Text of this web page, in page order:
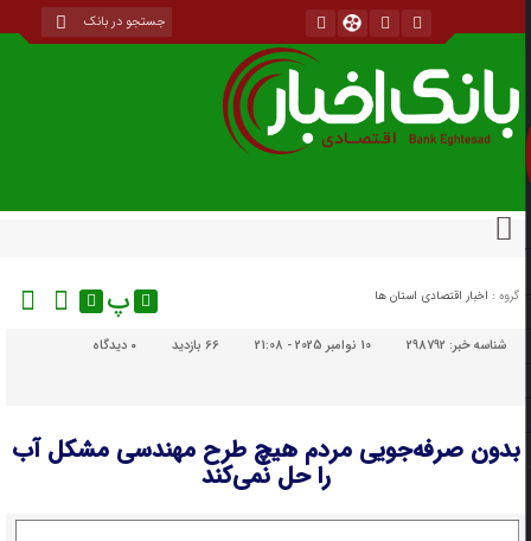
گروه : اخبار اقتصادی استان ها پ
شناسه خبر:298792 10 نوامبر 2025 - 21:08 66 بازدید دیدگاه
بدون صرفه‌جویی مردم هیچ طرح مهندسی مشکل آب
را حل نمی‌کند